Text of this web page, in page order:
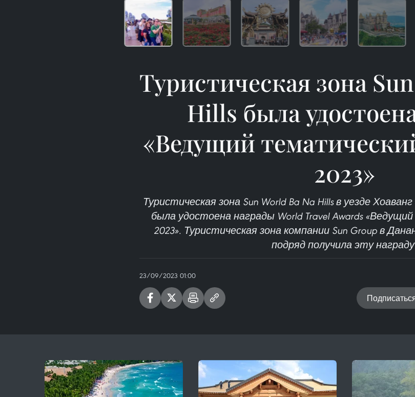
Туристическая зона
Hills была
«Ведущий
2023»
Туристическая зона Sun World Ba Na Hills в уезде
была удостоена награды World Travel Awards
2023». Туристическая зона компании Sun Group в
подряд получила эту
23/09/2023 01:00